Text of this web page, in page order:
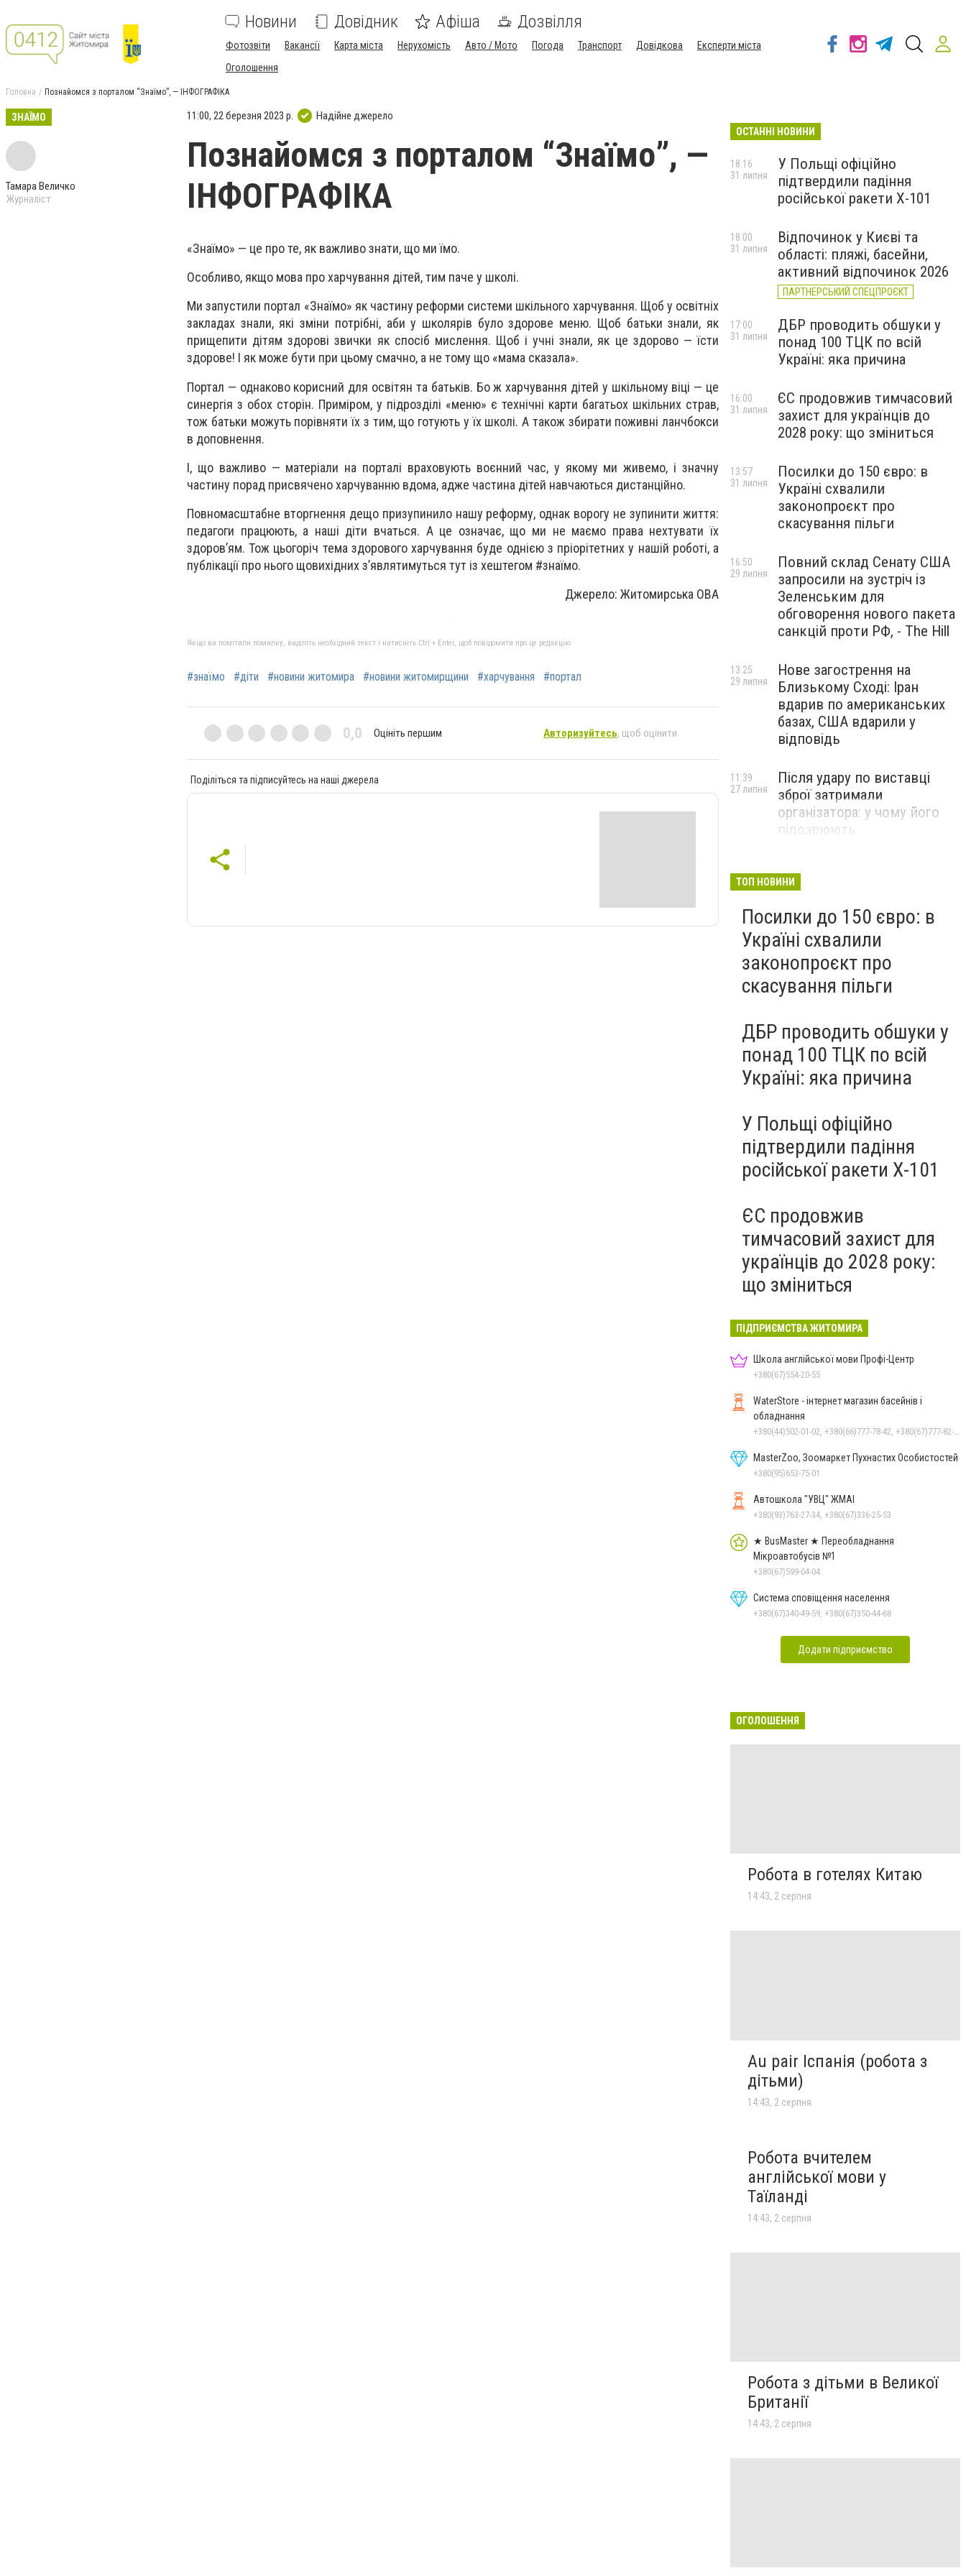
Новини Довідник Афіша Дозвілля
Фотозвіти Вакансії Карта міста Нерухомість Авто / Мото Погода Транспорт Довідкова
Експерти міста
Оголошення
Головна Познайомся з порталом “Знаїмо”, — ІНФОГРАФІКА
ЗНАЇМО
Тамара Величко
Журналіст
11:00, 22 березня 2023 р. Надійне джерело
Познайомся з порталом “Знаїмо”, —
ІНФОГРАФІКА
«Знаїмо» — це про те, як важливо знати, що ми їмо.
Особливо, якщо мова про харчування дітей, тим паче у школі.
Ми запустили портал «Знаїмо» як частину реформи системи шкільного харчування. Щоб у освітніх
закладах знали, які зміни потрібні, аби у школярів було здорове меню. Щоб батьки знали, як
прищепити дітям здорові звички як спосіб мислення. Щоб і учні знали, як це здорово — їсти
здорове! І як може бути при цьому смачно, а не тому що «мама сказала».
Портал — однаково корисний для освітян та батьків. Бо ж харчування дітей у шкільному віці — це
синергія з обох сторін. Приміром, у підрозділі «меню» є технічні карти багатьох шкільних страв,
тож батьки можуть порівняти їх з тим, що готують у їх школі. А також збирати поживні ланчбокси
в доповнення.
І, що важливо — матеріали на порталі враховують воєнний час, у якому ми живемо, і значну
частину порад присвячено харчуванню вдома, адже частина дітей навчаються дистанційно.
Повномасштабне вторгнення дещо призупинило нашу реформу, однак ворогу не зупинити життя:
педагоги працюють, а наші діти вчаться. А це означає, що ми не маємо права нехтувати їх
здоров’ям. Тож цьогоріч тема здорового харчування буде однією з пріорітетних у нашій роботі, а
публікації про нього щовихідних з’являтимуться тут із хештегом #знаїмо.
Джерело: Житомирська ОВА
Якщо ви помітили помилку, виділіть необхідний текст і натисніть Ctrl + Enter, щоб повідомити про це редакцію
#знаїмо #діти #новини житомира #новини житомирщини #харчування #портал
0,0 Оцініть першим Авторизуйтесь, щоб оцінити
Поділіться та підписуйтесь на наші джерела
ОСТАННІ НОВИНИ
У Польщі офіційно
підтвердили падіння
російської ракети Х-101
18:16
31 липня
Відпочинок у Києві та
області: пляжі, басейни,
активний відпочинок 2026
ПАРТНЕРСЬКИЙ СПЕЦПРОЄКТ
18:00
31 липня
ДБР проводить обшуки у
понад 100 ТЦК по всій
Україні: яка причина
17:00
31 липня
ЄС продовжив тимчасовий
захист для українців до
2028 року: що зміниться
16:00
31 липня
Посилки до 150 євро: в
Україні схвалили
законопроєкт про
скасування пільги
13:57
31 липня
Повний склад Сенату США
запросили на зустріч із
Зеленським для
обговорення нового пакета
санкцій проти РФ, - The Hill
16:50
29 липня
Нове загострення на
Близькому Сході: Іран
вдарив по американських
базах, США вдарили у
відповідь
13:25
29 липня
Після удару по виставці
зброї затримали
організатора: у чому його
підозрюють
11:39
27 липня
ТОП НОВИНИ
Посилки до 150 євро: в
Україні схвалили
законопроєкт про
скасування пільги
ДБР проводить обшуки у
понад 100 ТЦК по всій
Україні: яка причина
У Польщі офіційно
підтвердили падіння
російської ракети Х-101
ЄС продовжив
тимчасовий захист для
українців до 2028 року:
що зміниться
ПІДПРИЄМСТВА ЖИТОМИРА
Школа англійської мови Профі-Центр
+380(67)554-20-55
WaterStore - інтернет магазин басейнів і
обладнання
+380(44)502-01-02, +380(66)777-78-42, +380(67)777-82-19, +380(67)890-80-80, +380(73)890-80-80, +380(44)502-01-03
MasterZoo, Зоомаркет Пухнастих Особистостей
+380(95)653-75-01
Автошкола "УВЦ" ЖМАІ
+380(93)763-27-34, +380(67)336-25-53
★ BusMaster ★ Переобладнання
Мікроавтобусів №1
+380(67)599-04-04
Система сповіщення населення
+380(67)340-49-59, +380(67)350-44-68
Додати підприємство
ОГОЛОШЕННЯ
Робота в готелях Китаю
14:43, 2 серпня
Au pair Іспанія (робота з
дітьми)
14:43, 2 серпня
Робота вчителем
англійської мови у
Таїланді
14:43, 2 серпня
Робота з дітьми в Великої
Британії
14:43, 2 серпня